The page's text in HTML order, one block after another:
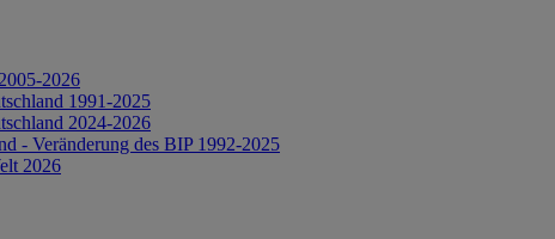
2026
1991-2025
2024-2026
- Veränderung des BIP 1992-2025
2026